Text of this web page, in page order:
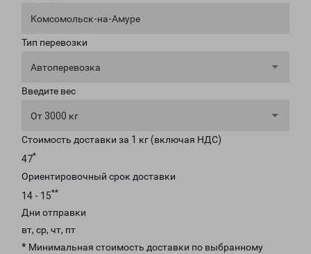
Комсомольск-на-Амуре
Тип перевозки
Автоперевозка
Введите вес
От 3000 кг
Стоимость доставки за 1 кг (включая НДС)
47*
Ориентировочный срок доставки
14 - 15**
Дни отправки
вт, ср, чт, пт
* Минимальная стоимость доставки по выбранному